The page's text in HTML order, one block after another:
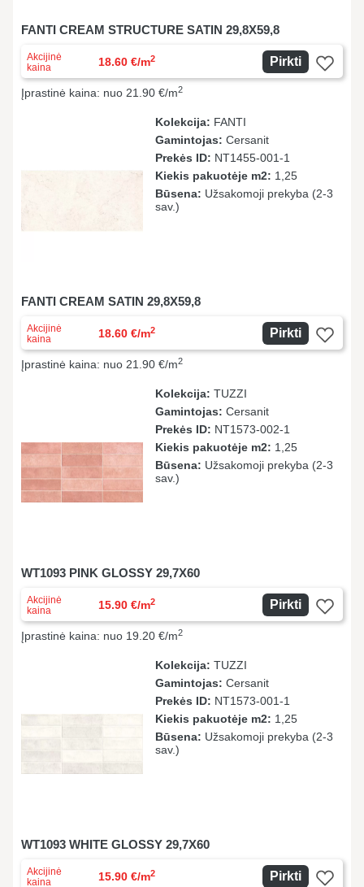
FANTI CREAM STRUCTURE SATIN 29,8X59,8
Akcijinė
kaina
18.60 €/m2 Pirkti
Įprastinė kaina: nuo 21.90 €/m2
Kolekcija: FANTI
Gamintojas: Cersanit
Prekės ID: NT1455-001-1
Kiekis pakuotėje m2: 1,25
Būsena: Užsakomoji prekyba (2-3
sav.)
FANTI CREAM SATIN 29,8X59,8
Akcijinė
kaina
18.60 €/m2 Pirkti
Įprastinė kaina: nuo 21.90 €/m2
Kolekcija: TUZZI
Gamintojas: Cersanit
Prekės ID: NT1573-002-1
Kiekis pakuotėje m2: 1,25
Būsena: Užsakomoji prekyba (2-3
sav.)
WT1093 PINK GLOSSY 29,7X60
Akcijinė
kaina
15.90 €/m2 Pirkti
Įprastinė kaina: nuo 19.20 €/m2
Kolekcija: TUZZI
Gamintojas: Cersanit
Prekės ID: NT1573-001-1
Kiekis pakuotėje m2: 1,25
Būsena: Užsakomoji prekyba (2-3
sav.)
WT1093 WHITE GLOSSY 29,7X60
Akcijinė
kaina
15.90 €/m2 Pirkti